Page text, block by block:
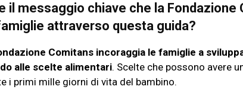
il messaggio chiave che la
attraverso questa guida?
Comitans incoraggia le famiglie a
alle scelte alimentari. Scelte che possono avere
i primi mille giorni di vita del bambino.